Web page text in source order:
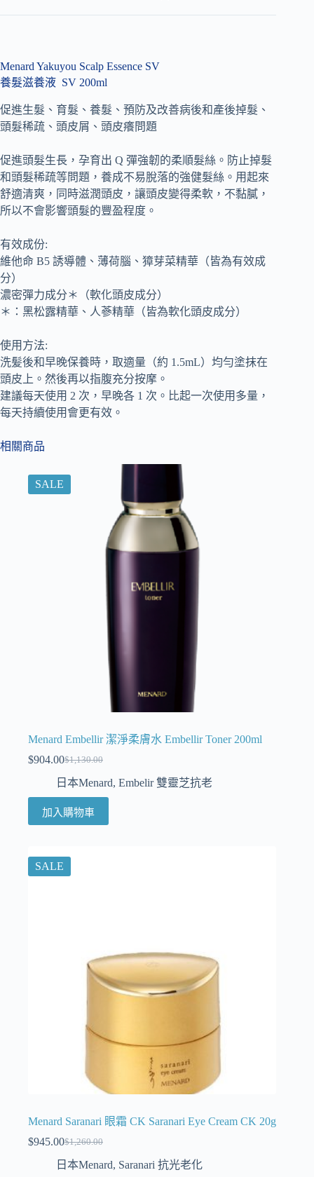
Menard Yakuyou Scalp Essence SV
養髮滋養液 SV 200ml
促進生髮、育髮、養髮、預防及改善病後和產後掉髮、
頭髮稀疏、頭皮屑、頭皮癢問題
促進頭髮生長，孕育出 Q 彈強韌的柔順髮絲。防止掉髮
和頭髮稀疏等問題，養成不易脫落的強健髮絲。用起來
舒適清爽，同時滋潤頭皮，讓頭皮變得柔軟，不黏膩，
所以不會影響頭髮的豐盈程度。
有效成份:
維他命 B5 誘導體、薄荷腦、獐芽菜精華（皆為有效成
分）
濃密彈力成分＊（軟化頭皮成分）
＊：黑松露精華、人蔘精華（皆為軟化頭皮成分）
使用方法:
洗髪後和早晚保養時，取適量（約 1.5mL）均勻塗抹在
頭皮上。然後再以指腹充分按摩。
建議每天使用 2 次，早晚各 1 次。比起一次使用多量，
每天持續使用會更有效。
相關商品
SALE
Menard Embellir 潔淨柔膚水 Embellir Toner 200ml
$1,130.00
$904.00
日本Menard, Embelir 雙靈芝抗老
加入購物車
SALE
Menard Saranari 眼霜 CK Saranari Eye Cream CK 20g
$1,260.00
$945.00
日本Menard, Saranari 抗光老化